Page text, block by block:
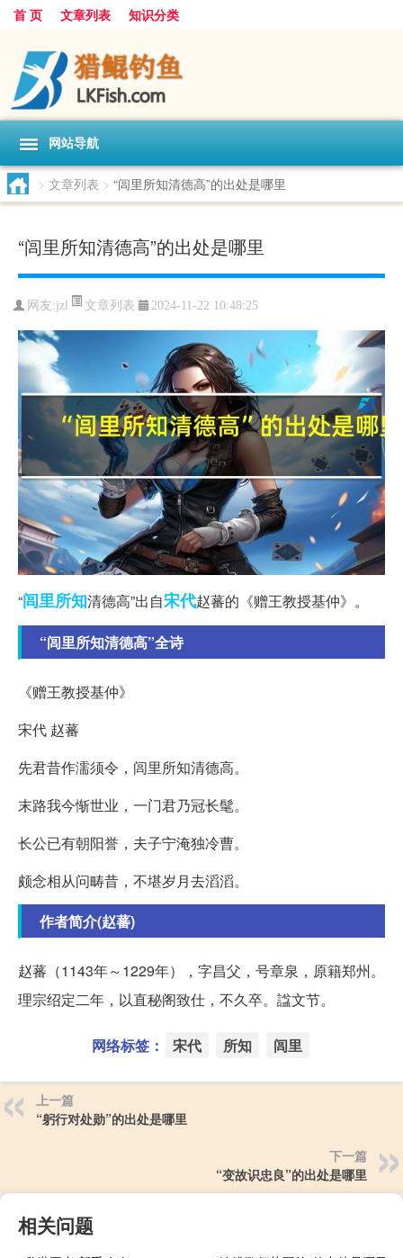
首 页 文章列表 知识分类
网站导航
> 文章列表 > “闾里所知清德高”的出处是哪里
“闾里所知清德高”的出处是哪里
网友:jzl 文章列表 2024-11-22 10:48:25
“闾里所知清德高”出自宋代赵蕃的《赠王教授基仲》。
“闾里所知清德高”全诗
《赠王教授基仲》
宋代 赵蕃
先君昔作濡须令，闾里所知清德高。
末路我今惭世业，一门君乃冠长髦。
长公已有朝阳誉，夫子宁淹独冷曹。
颇念相从问畴昔，不堪岁月去滔滔。
作者简介(赵蕃)
赵蕃（1143年～1229年），字昌父，号章泉，原籍郑州。
理宗绍定二年，以直秘阁致仕，不久卒。諡文节。
网络标签： 宋代 所知 闾里
上一篇
“躬行对处勋”的出处是哪里
下一篇
“变故识忠良”的出处是哪里
相关问题